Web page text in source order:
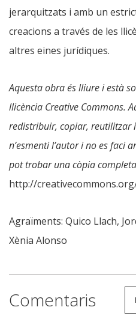
jerarquitzats i amb un
creacions a través de les
altres eines jurídiques.
Aquesta obra és lliure i està
llicència Creative Commons.
redistribuir, copiar, reutilitzar
n’esmenti l’autor i no es faci
pot trobar una còpia
http://
Agraïments: Quico Llach,
Xènia Alonso
Comentaris